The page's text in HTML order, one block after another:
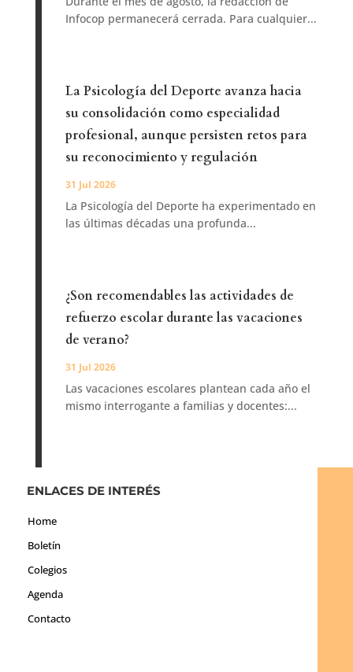
Infocop permanecerá cerrada. Para cualquier...
La Psicología del Deporte avanza hacia
su consolidación como especialidad
profesional, aunque persisten retos para
su reconocimiento y regulación
31 Jul 2026
La Psicología del Deporte ha experimentado en
las últimas décadas una profunda...
¿Son recomendables las actividades de
refuerzo escolar durante las vacaciones
de verano?
31 Jul 2026
Las vacaciones escolares plantean cada año el
mismo interrogante a familias y docentes:...
ENLACES DE INTERÉS
Home
Boletín
Colegios
Agenda
Contacto